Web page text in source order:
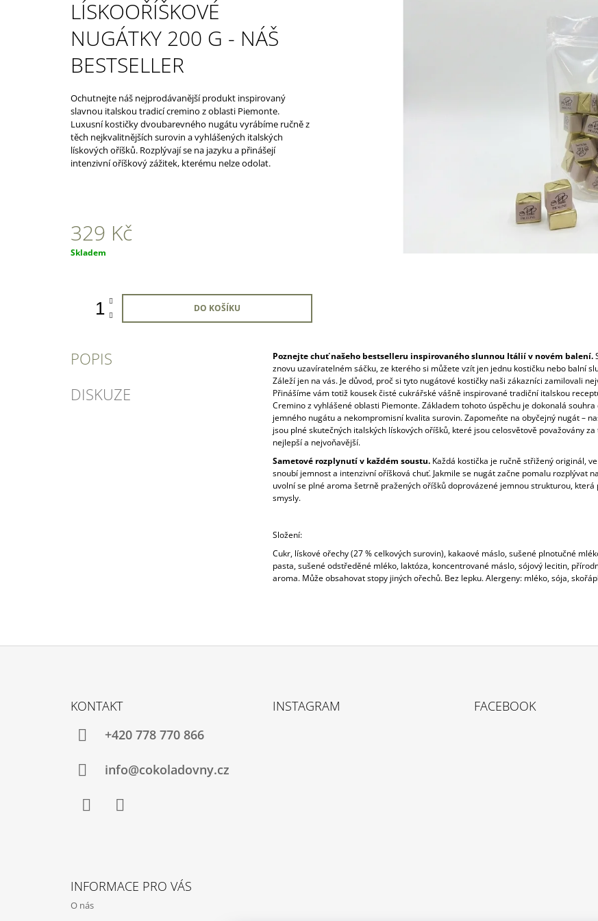
LÍSKOOŘÍŠKOVÉ
NUGÁTKY 200 G - NÁŠ
BESTSELLER
Ochutnejte náš nejprodávanější produkt inspirovaný
slavnou italskou tradicí cremino z oblasti Piemonte.
Luxusní kostičky dvoubarevného nugátu vyrábíme ručně z
těch nejkvalitnějších surovin a vyhlášených italských
lískových oříšků. Rozplývají se na jazyku a přinášejí
intenzivní oříškový zážitek, kterému nelze odolat.
329 Kč
Měrná
Skladem
DO KOŠÍKU
POPIS
DISKUZE
Poznejte chuť našeho bestselleru inspirovaného slunnou Itálií v novém balení.
znovu uzavíratelném sáčku, ze kterého si můžete vzít jen jednu kostičku nebo balní
Záleží jen na vás. Je důvod, proč si tyto nugátové kostičky naši zákazníci zamilovali
Přinášíme vám totiž kousek čisté cukrářské vášně inspirované tradiční italskou
Cremino z vyhlášené oblasti Piemonte. Základem tohoto úspěchu je dokonalá souhra
jemného nugátu a nekompromisní kvalita surovin. Zapomeňte na obyčejný nugát –
jsou plné skutečných italských lískových oříšků, které jsou celosvětově považovány za
nejlepší a nejvoňavější.
Sametové rozplynutí v každém soustu.Každá kostička je ručně střižený originál,
snoubí jemnost a intenzivní oříšková chuť. Jakmile se nugát začne pomalu rozplývat
uvolní se plné aroma šetrně pražených oříšků doprovázené jemnou strukturou, která
smysly.
Složení:
Cukr, lískové ořechy (27 % celkových surovin), kakaové máslo, sušené plnotučné
pasta, sušené odstředěné mléko, laktóza, koncentrované máslo, sójový lecitin,
aroma. Může obsahovat stopy jiných ořechů. Bez lepku. Alergeny: mléko, sója,
499 Kč
KONTAKT
+420 778 770 866
info@cokoladovny.cz
INSTAGRAM FACEBOOK
INFORMACE PRO VÁS
O nás